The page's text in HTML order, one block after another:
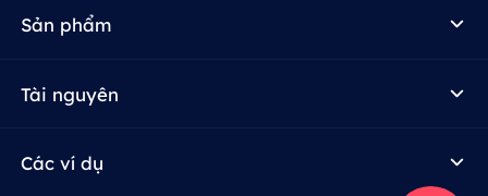
Sản phẩm
Tài nguyên
Các ví dụ